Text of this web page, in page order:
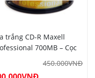
trắng CD-R Maxell
700MB – Cọc
450.000VNĐ